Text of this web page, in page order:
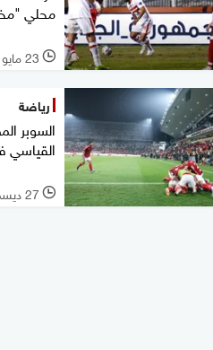
محلي
l 23 مايو 2024
رياضة
السوبر
القياسي
l 27 ديسمبر 2023